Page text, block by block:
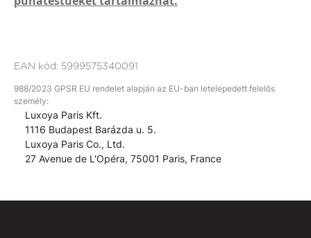
EAN kód: 5999575340091
988/2023 GPSR EU rendelet alapján az EU-ban letelepedett felelős
személy:
Luxoya Paris Kft.
1116 Budapest Barázda u. 5.
Luxoya Paris Co., Ltd.
27 Avenue de L'Opéra, 75001 Paris, France